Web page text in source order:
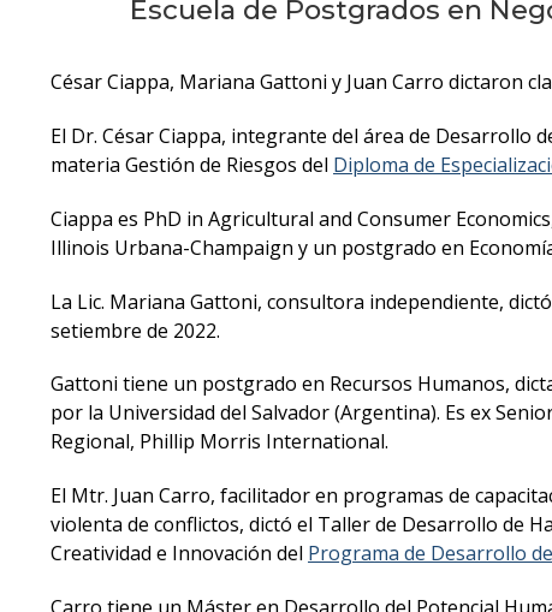
Escuela de Postgrados en
César Ciappa, Mariana Gattoni y Juan Carro dictaron
El Dr. César Ciappa, integrante del área de Desarrollo
materia Gestión de Riesgos del Diploma de
Ciappa es PhD in Agricultural and Consumer
Illinois Urbana-Champaign y un postgrado en
La Lic. Mariana Gattoni, consultora independiente,
setiembre de 2022.
Gattoni tiene un postgrado en Recursos Humanos,
por la Universidad del Salvador (Argentina). Es ex
Regional, Phillip Morris International.
El Mtr. Juan Carro, facilitador en programas de
violenta de conflictos, dictó el Taller de Desarrollo de
Creatividad e Innovación del Programa de Desarrollo